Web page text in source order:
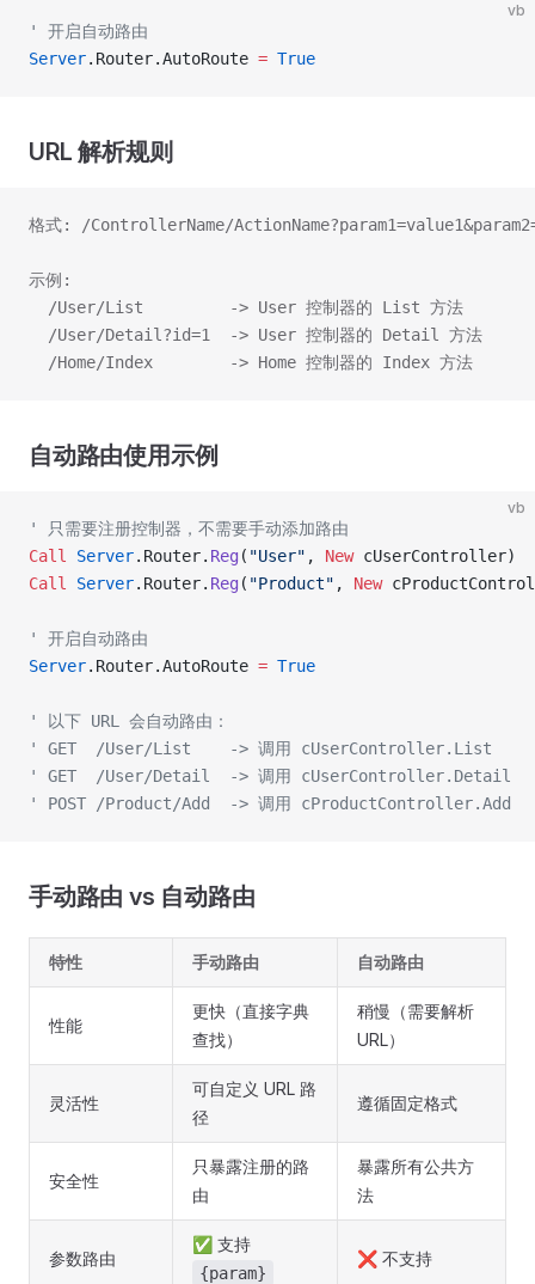
vb
' 开启自动路由
Server.Router.AutoRoute = True
URL 解析规则
格式: /ControllerName/
示例:
  /User/List         -> User 控制器的 List 方法
  /User/Detail?id=1  -> User 控制器的 Detail 方法
  /Home/Index        -> Home 控制器的 Index 方法
自动路由使用示例
vb
' 只需要注册控制器，不需要手动添加路由
Call Server.Router. Reg ( "User" , New cUserController)
Call Server.Router. Reg ( "Product" , New
' 开启自动路由
Server.Router.AutoRoute = True
' 以下 URL 会自动路由：
' GET  /User/List    -> 调用 cUserController.List
' GET  /User/Detail  -> 调用 cUserController.Detail
' POST /Product/Add  -> 调用 cProductController.Add
手动路由 vs 自动路由
特性 手动路由 自动路由
性能
更快（直接字典
查找）
稍慢（需要解析
URL）
灵活性
可自定义 URL 路
径
遵循固定格式
安全性
只暴露注册的路
由
暴露所有公共方
法
参数路由
✅ 支持
{param}
❌ 不支持